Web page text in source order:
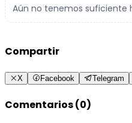
Aún no tenemos suficiente
Compartir
X Facebook Telegram
Comentarios (0)